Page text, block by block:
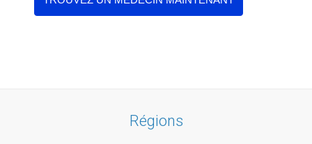
Régions